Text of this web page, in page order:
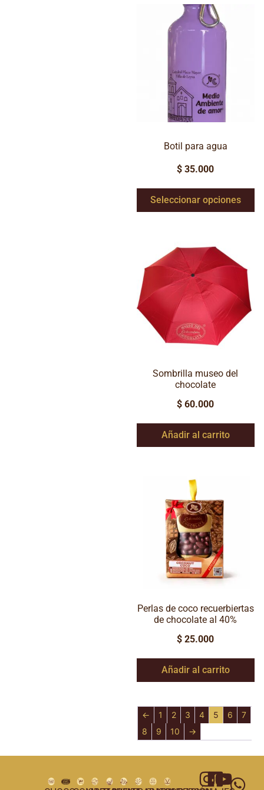
Botil para agua
$ 35.000
Seleccionar opciones
Sombrilla museo del
chocolate
$ 60.000
Añadir al carrito
Perlas de coco recuerbiertas
de chocolate al 40%
$ 25.000
Añadir al carrito
← 1 2 3 4 5 6
7
8
9 10 →